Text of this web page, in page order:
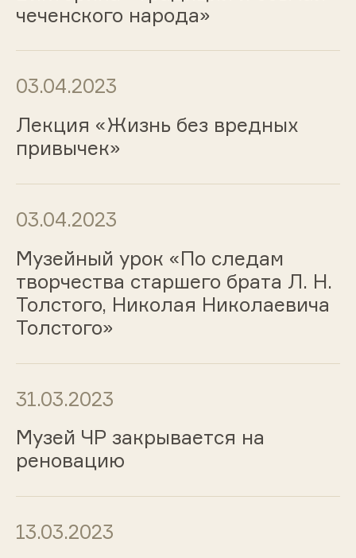
чеченского народа»
03.04.2023
Лекция «Жизнь без вредных
привычек»
03.04.2023
Музейный урок «По следам
творчества старшего брата Л. Н.
Толстого, Николая Николаевича
Толстого»
31.03.2023
Музей ЧР закрывается на
реновацию
13.03.2023